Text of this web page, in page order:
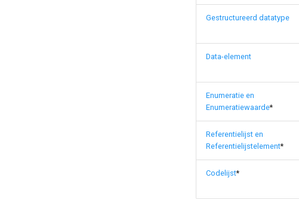
Gestructureerd datatype
Data-element
Enumeratie en
Enumeratiewaarde*
Referentielijst en
Referentielijstelement*
Codelijst*